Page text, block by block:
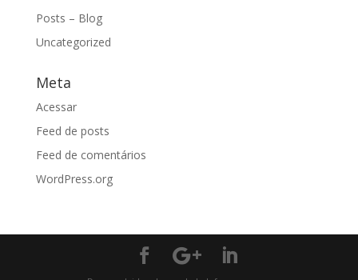
Posts – Blog
Uncategorized
Meta
Acessar
Feed de posts
Feed de comentários
WordPress.org